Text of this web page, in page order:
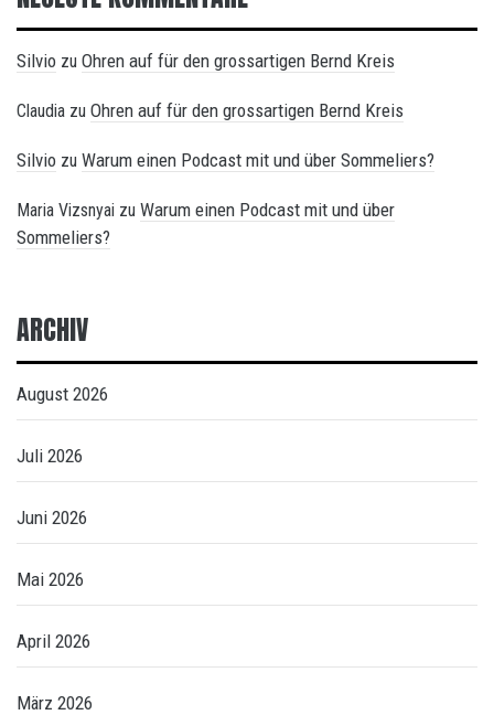
Silvio zu Ohren auf für den grossartigen Bernd Kreis
Claudia zu Ohren auf für den grossartigen Bernd Kreis
Silvio zu Warum einen Podcast mit und über Sommeliers?
Maria Vizsnyai zu Warum einen Podcast mit und über
Sommeliers?
ARCHIV
August 2026
Juli 2026
Juni 2026
Mai 2026
April 2026
März 2026